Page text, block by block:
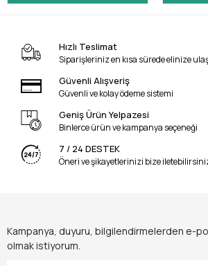
Hızlı Teslimat
Siparişleriniz en kısa sürede elinize
Güvenli Alışveriş
Güvenli ve kolay ödeme sistemi
Geniş Ürün Yelpazesi
Binlerce ürün ve kampanya seçeneği
7 / 24 DESTEK
Öneri ve şikayetlerinizi bize
Kampanya, duyuru, bilgilendirmelerden e-
olmak istiyorum.